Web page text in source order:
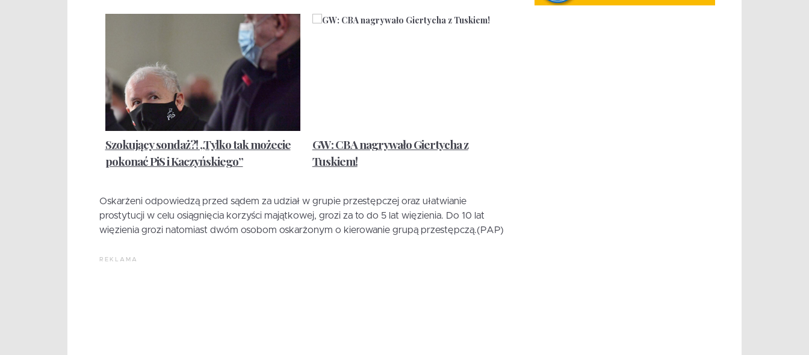
Szokujący sondaż?! „Tylko tak możecie
pokonać PiS i Kaczyńskiego”
GW: CBA nagrywało Giertycha z
Tuskiem!
Oskarżeni odpowiedzą przed sądem za udział w grupie przestępczej oraz ułatwianie
prostytucji w celu osiągnięcia korzyści majątkowej, grozi za to do 5 lat więzienia. Do 10 lat
więzienia grozi natomiast dwóm osobom oskarżonym o kierowanie grupą przestępczą.(PAP)
REKLAMA